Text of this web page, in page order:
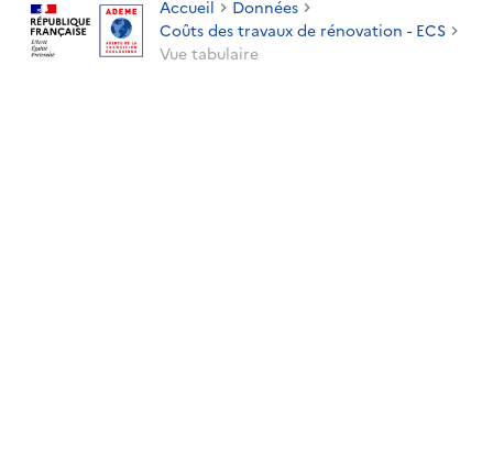
Accueil
Données
Coûts des travaux de rénovation - ECS
Vue tabulaire